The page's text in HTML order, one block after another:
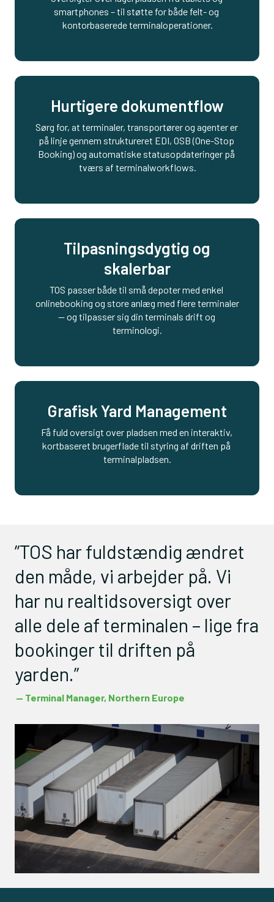
smartphones – til støtte for både felt- og
kontorbaserede terminaloperationer.
Hurtigere dokumentflow
Sørg for, at terminaler, transportører og agenter er
på linje gennem struktureret EDI, OSB (One-Stop
Booking) og automatiske statusopdateringer på
tværs af terminalworkflows.
Tilpasningsdygtig og
skalerbar
TOS passer både til små depoter med enkel
onlinebooking og store anlæg med flere terminaler
— og tilpasser sig din terminals drift og
terminologi.
Grafisk Yard Management
Få fuld oversigt over pladsen med en interaktiv,
kortbaseret brugerflade til styring af driften på
terminalpladsen.
”TOS har fuldstændig ændret
den måde, vi arbejder på. Vi
har nu realtidsoversigt over
alle dele af terminalen – lige fra
bookinger til driften på
yarden.”
— Terminal Manager, Northern Europe